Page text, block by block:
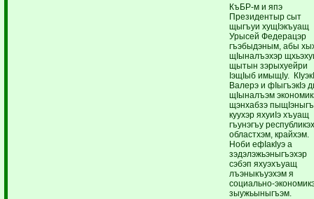
КъБР-м и япэ
Президентыр сыт
щыгъуи хущIэкъуащ
Урысей Федерацэр
гъэбыдэным, абы
щIыналъэхэр
щытын зэрыхуейри
IэщIыб имыщIу.
Валерэ и фIыгъэкIэ
щIыналъэм
щэнхабзэ
куухэр яхуиIэ хъуащ
гъунэгъу
областхэм, крайхэм.
Ноби ефIакIуэ а
зэдэлэжьэныгъэхэр
сэбэп яхуэхъуащ
лъэныкъуэхэм я
социально-
зыужьыныгъэм.